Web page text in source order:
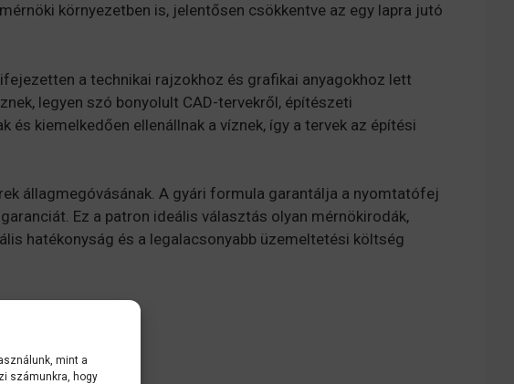
mint a
számunkra, hogy
környezetben is, jelentősen csökkentve az egy lapra jutó
a technikai rajzokhoz és grafikai anyagokhoz lett
legyen szó bonyolult CAD-tervekről, építészeti
kiemelkedően ellenállnak a víznek, így a tervek az építési
állagmegóvásának. A gyári formula garantálja a nyomtatófej
Ez a patron ideális választás olyan mérnökirodák,
hatékonyság és a legalacsonyabb üzemeltetési költség